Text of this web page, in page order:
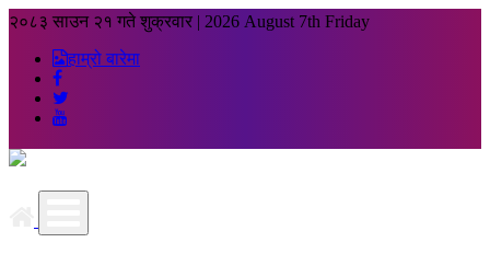
२०८३ साउन २१ गते शुक्रवार | 2026 August 7th Friday
हाम्रो बारेमा